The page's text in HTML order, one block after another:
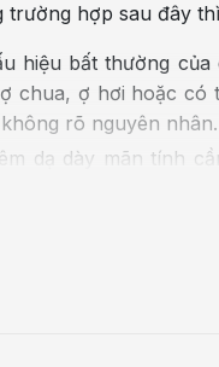
hợp sau đây
hiệu bất thường
chua, ợ hơi hoặc
rõ nguyên
dạ dày mãn tính
xuyên hút thuốc lá,
gia đình có người